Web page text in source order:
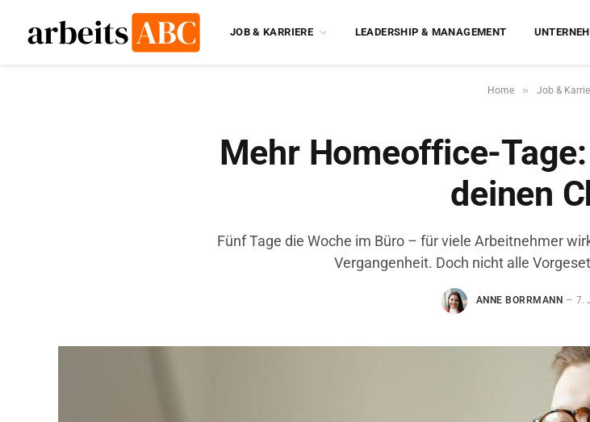
JOB & KARRIERE LEADERSHIP & MANAGEMENT
Home » Job &
Mehr Homeoffice-
deinen
Fünf Tage die Woche im Büro – für viele Arbeitnehmer
Vergangenheit. Doch nicht alle
ANNE BORRMANN 7.